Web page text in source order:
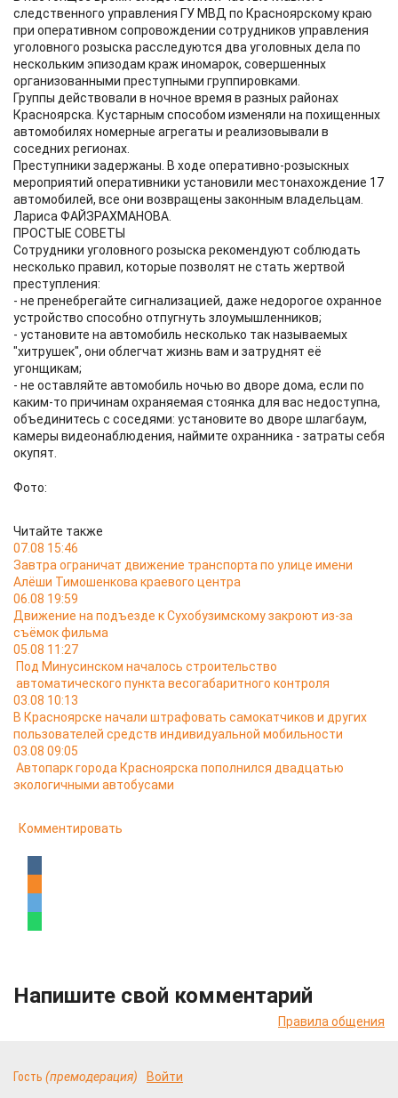
следственного управления ГУ МВД по Красноярскому краю
при оперативном сопровождении сотрудников управления
уголовного розыска расследуются два уголовных дела по
нескольким эпизодам краж иномарок, совершенных
организованными преступными группировками.
Группы действовали в ночное время в разных районах
Красноярска. Кустарным способом изменяли на похищенных
автомобилях номерные агрегаты и реализовывали в
соседних регионах.
Преступники задержаны. В ходе оперативно-розыскных
мероприятий оперативники установили местонахождение 17
автомобилей, все они возвращены законным владельцам.
Лариса ФАЙЗРАХМАНОВА.
ПРОСТЫЕ СОВЕТЫ
Сотрудники уголовного розыска рекомендуют соблюдать
несколько правил, которые позволят не стать жертвой
преступления:
- не пренебрегайте сигнализацией, даже недорогое охранное
устройство способно отпугнуть злоумышленников;
- установите на автомобиль несколько так называемых
"хитрушек", они облегчат жизнь вам и затруднят её
угонщикам;
- не оставляйте автомобиль ночью во дворе дома, если по
каким-то причинам охраняемая стоянка для вас недоступна,
объединитесь с соседями: установите во дворе шлагбаум,
камеры видеонаблюдения, наймите охранника - затраты себя
окупят.
Фото:
Читайте также
07.08 15:46
Завтра ограничат движение транспорта по улице имени
Алёши Тимошенкова краевого центра
06.08 19:59
Движение на подъезде к Сухобузимскому закроют из-за
съёмок фильма
05.08 11:27
Под Минусинском началось строительство
автоматического пункта весогабаритного контроля
03.08 10:13
В Красноярске начали штрафовать самокатчиков и других
пользователей средств индивидуальной мобильности
03.08 09:05
Автопарк города Красноярска пополнился двадцатью
экологичными автобусами
Комментировать
Напишите свой комментарий
Правила общения
Гость (премодерация) Войти